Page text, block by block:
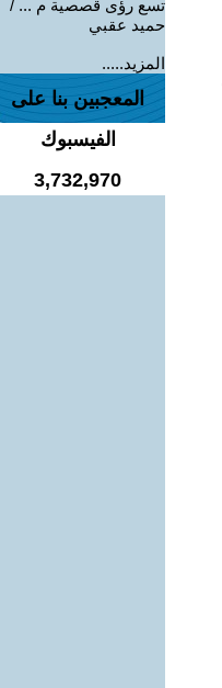
تسع رؤى قصصية م ... /
حميد عقبي
المزيد.....
المعجبين بنا على
الفيسبوك
3,732,970